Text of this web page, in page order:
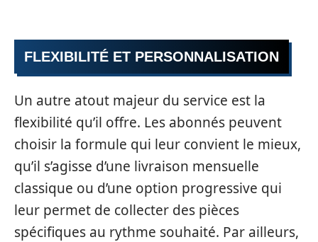
FLEXIBILITÉ ET PERSONNALISATION
Un autre atout majeur du service est la
flexibilité qu’il offre. Les abonnés peuvent
choisir la formule qui leur convient le mieux,
qu’il s’agisse d’une livraison mensuelle
classique ou d’une option progressive qui
leur permet de collecter des pièces
spécifiques au rythme souhaité. Par ailleurs,